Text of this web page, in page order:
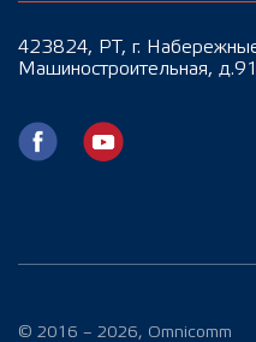
423824, РТ, г.
Машиностроительная,
© 2016 – 2026, Omnicomm